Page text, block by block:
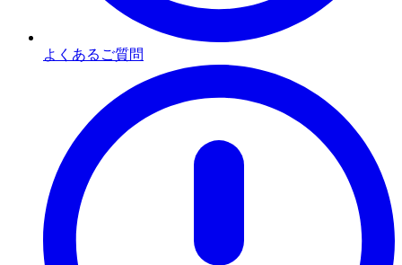
よくあるご質問